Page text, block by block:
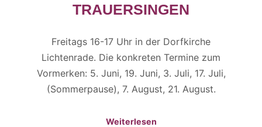
TRAUERSINGEN
Freitags 16-17 Uhr in der Dorfkirche
Lichtenrade. Die konkreten Termine zum
Vormerken: 5. Juni, 19. Juni, 3. Juli, 17. Juli,
(Sommerpause), 7. August, 21. August.
Weiterlesen